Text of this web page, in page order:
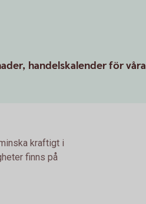
handelskalender för våra
kraftigt i
finns på